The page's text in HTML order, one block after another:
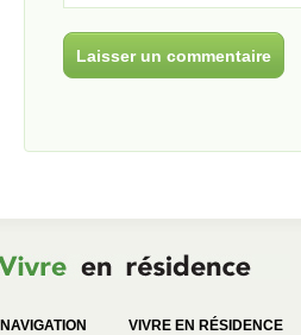
NAVIGATION VIVRE EN RÉSIDENCE